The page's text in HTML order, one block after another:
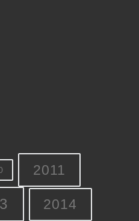
2011
2014